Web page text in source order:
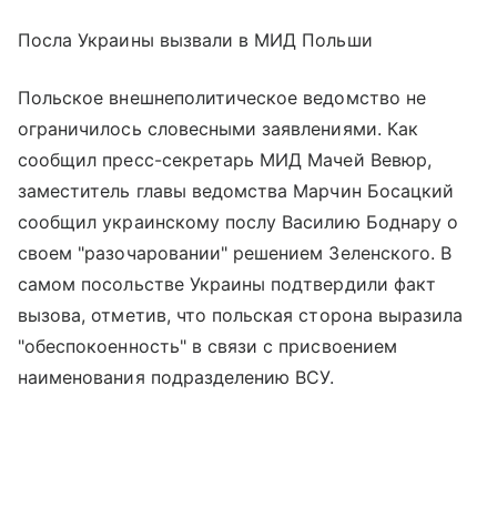
Посла Украины вызвали в МИД Польши
Польское внешнеполитическое ведомство не
ограничилось словесными заявлениями. Как
сообщил пресс-секретарь МИД Мачей Вевюр,
заместитель главы ведомства Марчин Босацкий
сообщил украинскому послу Василию Боднару о
своем "разочаровании" решением Зеленского. В
самом посольстве Украины подтвердили факт
вызова, отметив, что польская сторона выразила
"обеспокоенность" в связи с присвоением
наименования подразделению ВСУ.